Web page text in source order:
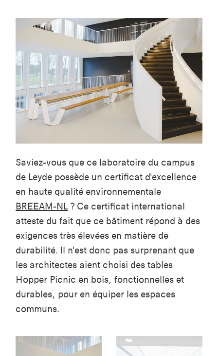
Saviez-vous que ce laboratoire du campus
de Leyde possède un certificat d'excellence
en haute qualité environnementale
BREEAM-NL ? Ce certificat international
atteste du fait que ce bâtiment répond à des
exigences très élevées en matière de
durabilité. Il n'est donc pas surprenant que
les architectes aient choisi des tables
Hopper Picnic en bois, fonctionnelles et
durables, pour en équiper les espaces
communs.